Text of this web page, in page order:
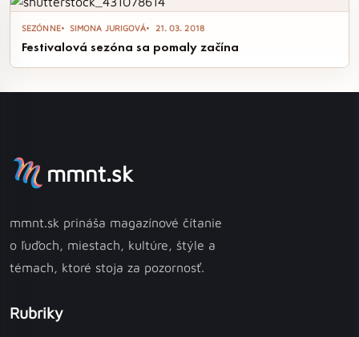
SEZÓNNE SIMONA JURIGOVÁ 21. 03. 2018
Festivalová sezóna sa pomaly začína
mmnt.sk
mmnt.sk prináša magazínové čítanie
o ľuďoch, miestach, kultúre, štýle a
témach, ktoré stoja za pozornosť.
Rubriky